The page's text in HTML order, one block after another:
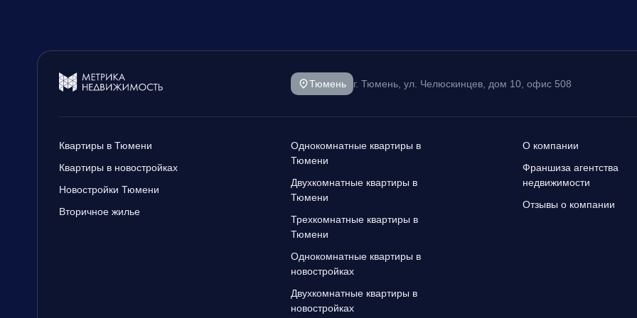
Тюмень г. Тюмень, ул. Челюскинцев, дом 10, офис 508
Квартиры в Тюмени
Квартиры в новостройках
Новостройки Тюмени
Вторичное жилье
Однокомнатные квартиры в
Тюмени
Двухкомнатные квартиры в
Тюмени
Трехкомнатные квартиры в
Тюмени
Однокомнатные квартиры в
новостройках
Двухкомнатные квартиры в
новостройках
О компании
Франшиза агентства
недвижимости
Отзывы о компании